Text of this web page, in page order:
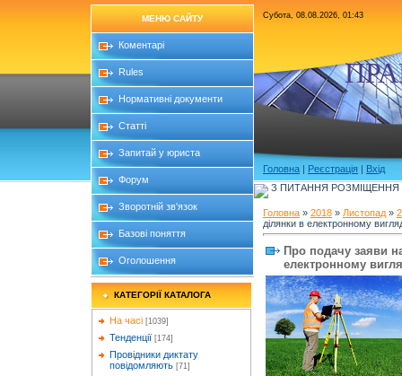
МЕНЮ САЙТУ
Коментарі
Rules
Нормативні документи
Статті
Запитай у юриста
Форум
Зворотній зв'язок
Базові поняття
Оголошення
КАТЕГОРІЇ КАТАЛОГА
На часі [1039]
Тенденції [174]
Провідники диктату
повідомляють [71]
Субота, 08.08.2026, 01:43
Головна | Реєстрація | Вхід
З ПИТАННЯ РОЗМІЩЕННЯ
Головна » 2018 » Листопад »
ділянки в електронному
Про подачу заяви
електронному